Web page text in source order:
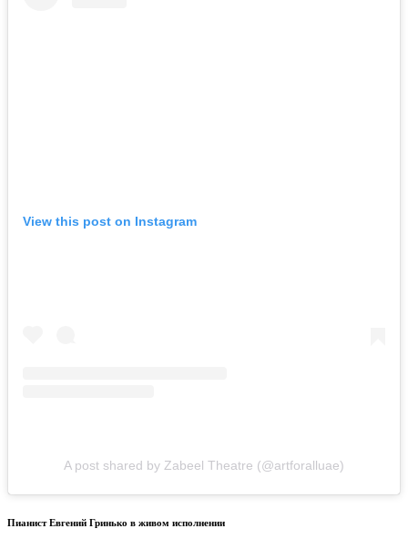
View this post on Instagram
A post shared by Zabeel Theatre (@artforalluae)
Пианист Евгений Гринько в живом исполнении